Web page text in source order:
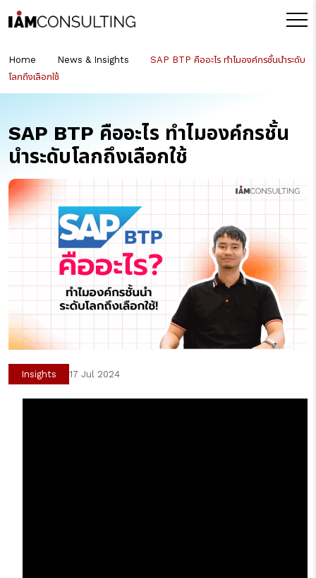
Home News & Insights
SAP BTP คืออะไร ทำไมองค์กรชั้นนำระดับ
โลกถึงเลือกใช้
SAP BTP คืออะไร ทำไมองค์กรชั้น
นำระดับโลกถึงเลือกใช้
Insights 17 Jul 2024